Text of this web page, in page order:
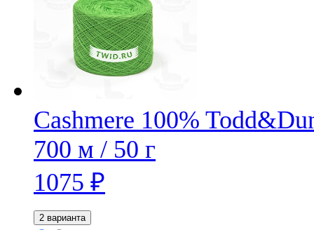
Cashmere 100%
700 м / 50 г
1075 ₽
2 варианта